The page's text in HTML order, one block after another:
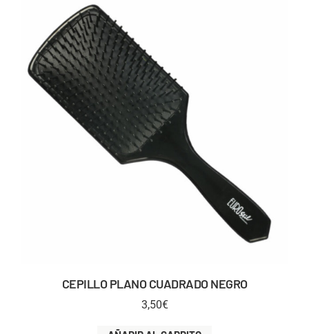
CEPILLO PLANO CUADRADO NEGRO
3,50€